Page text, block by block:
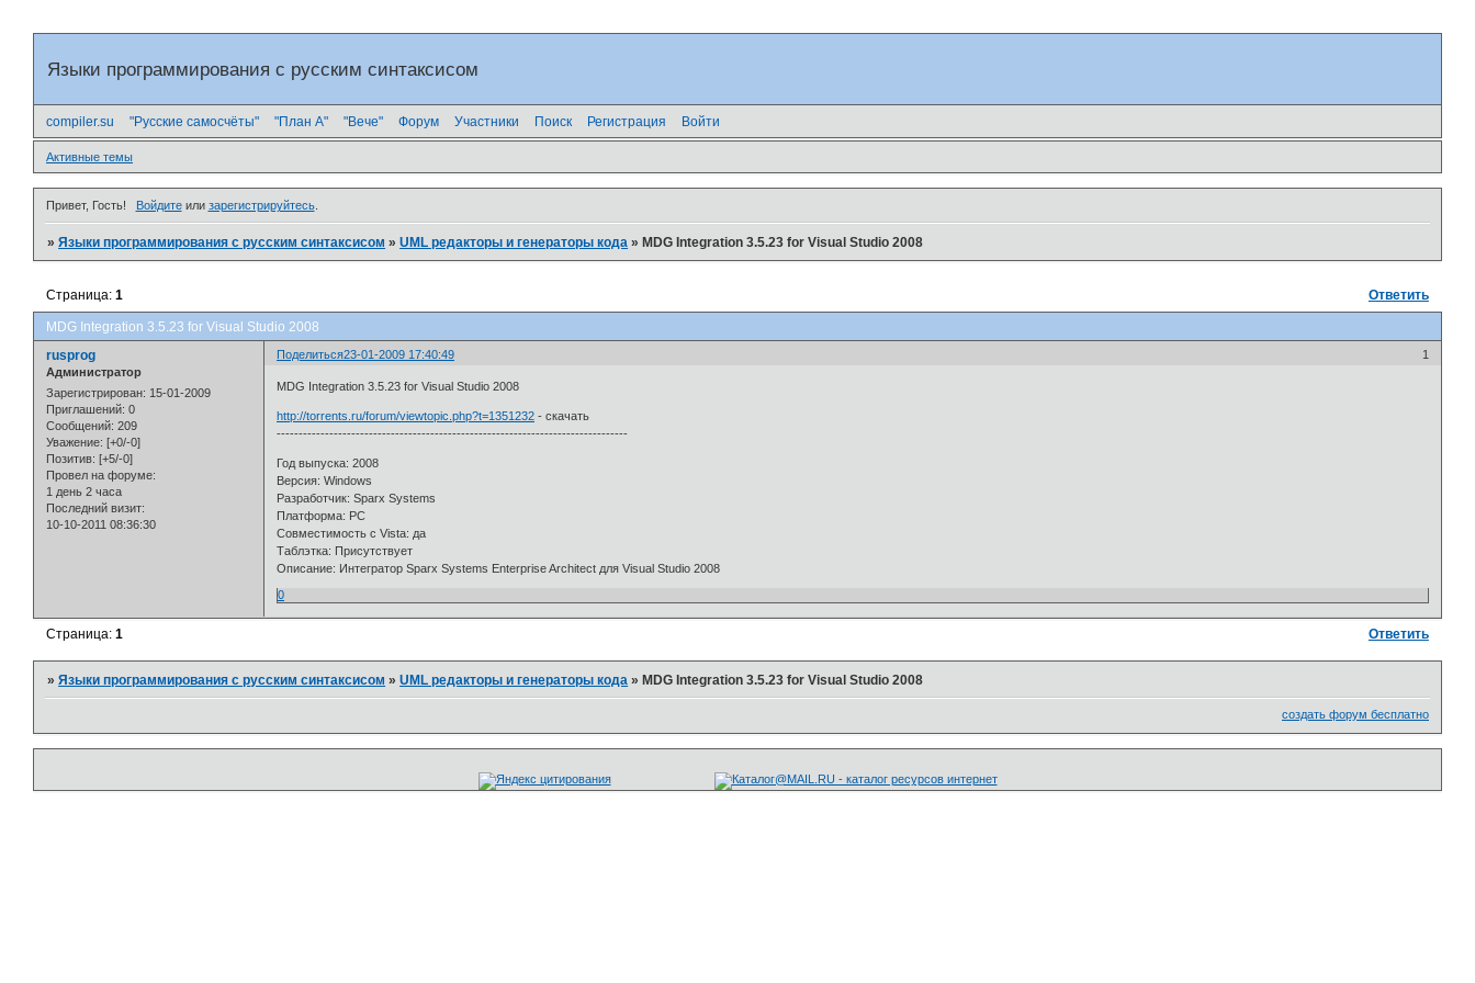
Языки программирования с русским синтаксисом
compiler.su "Русские самосчёты" "План А" "Вече" Форум Участники Поиск Регистрация Войти
Активные темы
Привет, Гость! Войдитеили зарегистрируйтесь.
»Языки программирования с русским синтаксисом »UML редакторы и генераторы кода »MDG Integration 3.5.23 for Visual Studio 2008
MDG Integration 3.5.23 for Visual Studio 2008
Страница:1 Ответить
Поделиться 1
23-01-2009 17:40:49
rusprog
Администратор
Зарегистрирован: 15-01-2009
Приглашений: 0
Сообщений: 209
Уважение: [+0/-0]
Позитив: [+5/-0]
Провел на форуме:
1 день 2 часа
Последний визит:
10-10-2011 08:36:30
MDG Integration 3.5.23 for Visual Studio 2008
http://torrents.ru/forum/viewtopic.php?t=1351232 - скачать
--------------------------------------------------------------------------------
Год выпуска: 2008
Версия: Windows
Разработчик: Sparx Systems
Платформа: PC
Совместимость с Vista: да
Таблэтка: Присутствует
Описание: Интегратор Sparx Systems Enterprise Architect для Visual Studio 2008
0
Ответить
Страница:1
»Языки программирования с русским синтаксисом »UML редакторы и генераторы кода »MDG Integration 3.5.23 for Visual Studio 2008
создать форум бесплатно